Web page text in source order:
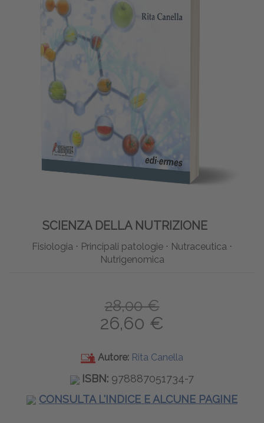
SCIENZA DELLA NUTRIZIONE
Fisiologia ⋅ Principali patologie ⋅ Nutraceutica ⋅
Nutrigenomica
28,00 €
26,60 €
Autore: Rita Canella
ISBN: 978887051734-7
CONSULTA L'INDICE E ALCUNE PAGINE